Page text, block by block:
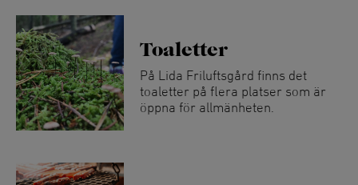
Toaletter
På Lida Friluftsgård finns det
toaletter på flera platser som är
öppna för allmänheten.